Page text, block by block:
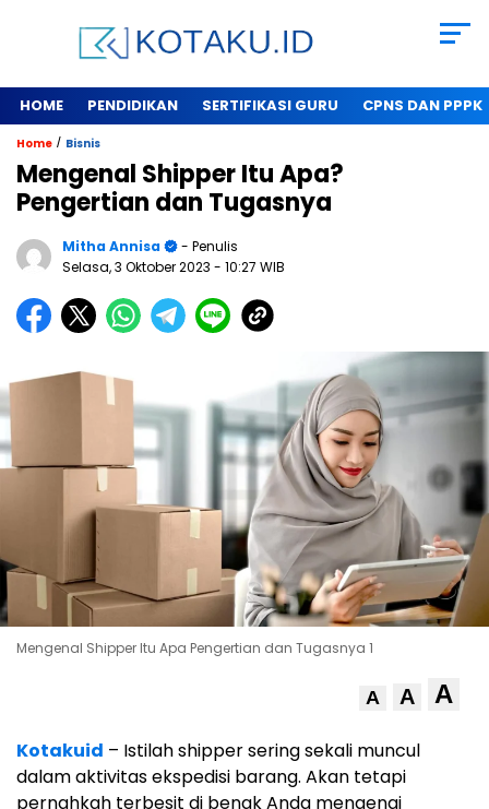
HOME PENDIDIKAN SERTIFIKASI GURU CPNS DAN PPPK
Home / Bisnis
Mengenal Shipper Itu Apa?
Pengertian dan Tugasnya
Mitha Annisa
- Penulis
Selasa, 3 Oktober 2023 - 10:27 WIB
Mengenal Shipper Itu Apa Pengertian dan Tugasnya 1
A A A
Kotakuid – Istilah shipper sering sekali muncul
dalam aktivitas ekspedisi barang. Akan tetapi
pernahkah terbesit di benak Anda mengenai